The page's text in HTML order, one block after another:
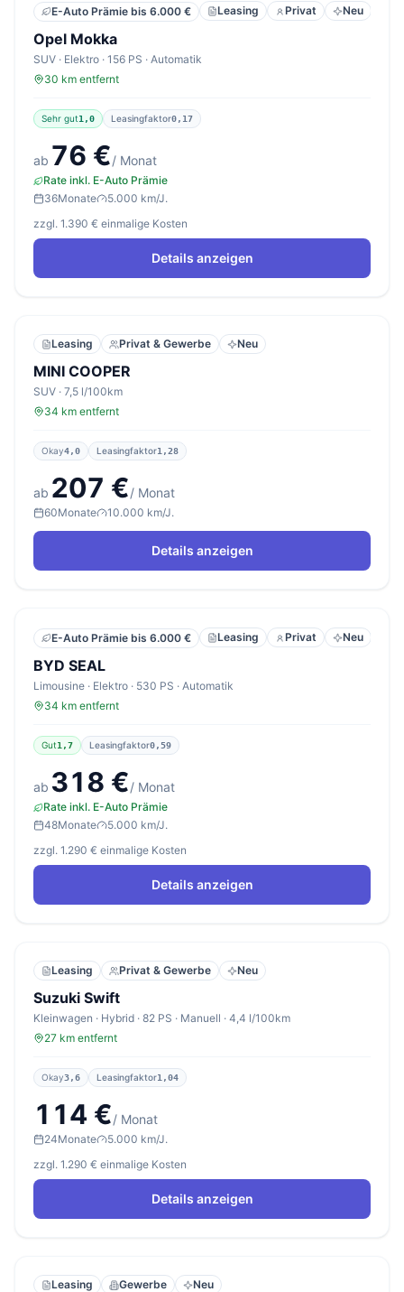
E-Auto Prämie bis 6.000 € Leasing Privat Neu
Opel Mokka
SUV · Elektro · 156 PS · Automatik
30 km entfernt
Sehr gut1,0 Leasingfaktor0,17
ab 76 €/ Monat
Rate inkl. E-Auto Prämie
36Monate
5.000 km/J.
zzgl. 1.390 € einmalige Kosten
Details anzeigen
Leasing Privat & Gewerbe Neu
MINI COOPER
SUV · 7,5 l/100km
34 km entfernt
Okay4,0 Leasingfaktor1,28
ab 207 €/ Monat
60Monate 10.000 km/J.
Details anzeigen
E-Auto Prämie bis 6.000 € Leasing Privat Neu
BYD SEAL
Limousine · Elektro · 530 PS · Automatik
34 km entfernt
Gut1,7 Leasingfaktor0,59
ab 318 €/ Monat
Rate inkl. E-Auto Prämie
48Monate
5.000 km/J.
zzgl. 1.290 € einmalige Kosten
Details anzeigen
Leasing Privat & Gewerbe Neu
Suzuki Swift
Kleinwagen · Hybrid · 82 PS · Manuell · 4,4 l/100km
27 km entfernt
Okay3,6 Leasingfaktor1,04
114 €/ Monat
24Monate
5.000 km/J.
zzgl. 1.290 € einmalige Kosten
Details anzeigen
Leasing Gewerbe Neu